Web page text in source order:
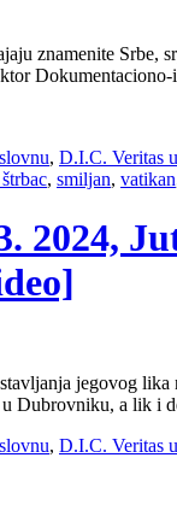
znamenite Srbe,
, D.I.C. Veritas
, smiljan, vatikan
2024,
jegovog
u Dubrovniku, a lik i
, D.I.C. Veritas